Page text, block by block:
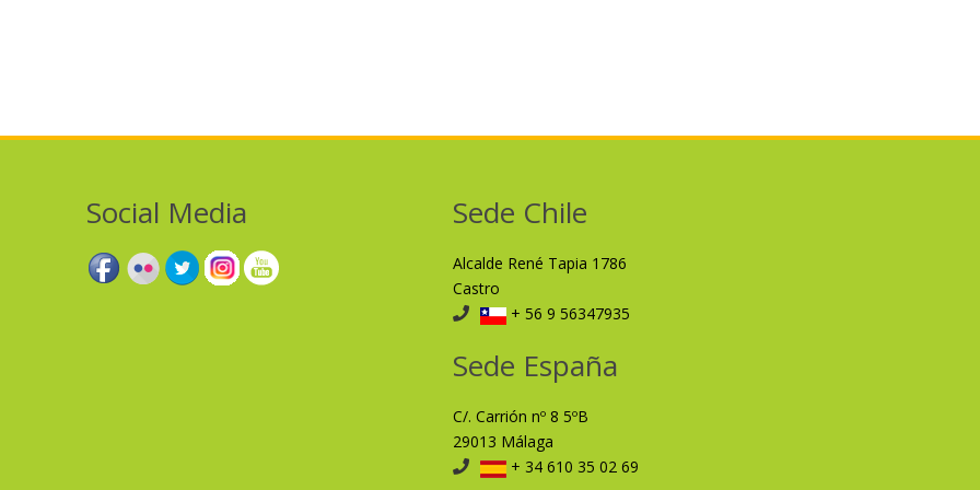
Social Media Sede Chile
Alcalde René Tapia 1786
Castro
+ 56 9 56347935
Sede España
C/. Carrión nº 8 5ºB
29013 Málaga
+ 34 610 35 02 69